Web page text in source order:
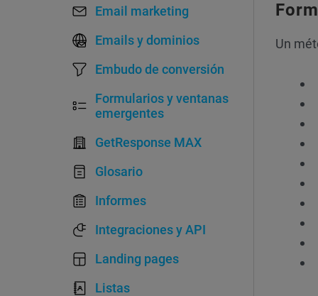
Email marketing
Emails y dominios
Embudo de conversión
Formularios y ventanas
emergentes
GetResponse MAX
Glosario
Informes
Integraciones y API
Landing pages
Listas
Un